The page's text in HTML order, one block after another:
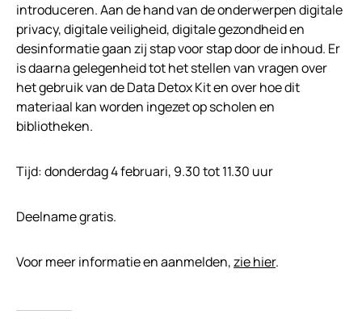
introduceren. Aan de hand van de onderwerpen digitale
privacy, digitale veiligheid, digitale gezondheid en
desinformatie gaan zij stap voor stap door de inhoud. Er
is daarna gelegenheid tot het stellen van vragen over
het gebruik van de Data Detox Kit en over hoe dit
materiaal kan worden ingezet op scholen en
bibliotheken.
Tijd: donderdag 4 februari, 9.30 tot 11.30 uur
Deelname gratis.
Voor meer informatie en aanmelden,zie hier.